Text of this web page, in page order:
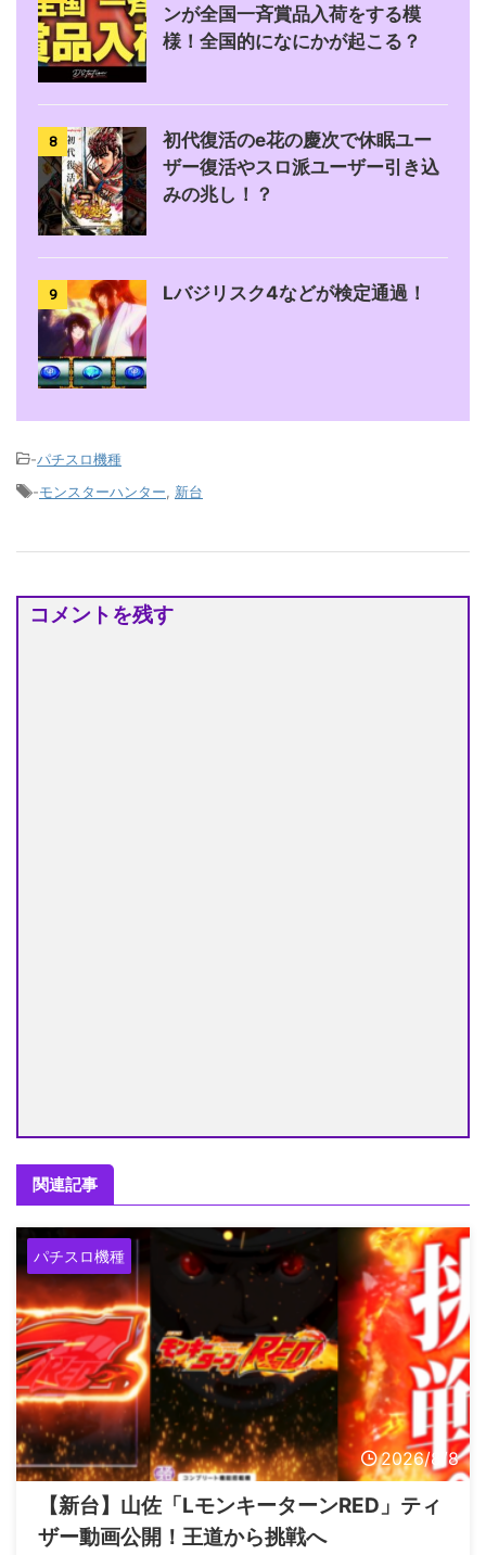
ンが全国一斉賞品入荷をする模
様！全国的になにかが起こる？
8
初代復活のe花の慶次で休眠ユー
ザー復活やスロ派ユーザー引き込
みの兆し！？
9 Lバジリスク4などが検定通過！
-パチスロ機種
-モンスターハンター 新台
コメントを残す
関連記事
パチスロ機種
2026/8/8
【新台】山佐「LモンキーターンRED」ティ
ザー動画公開！王道から挑戦へ